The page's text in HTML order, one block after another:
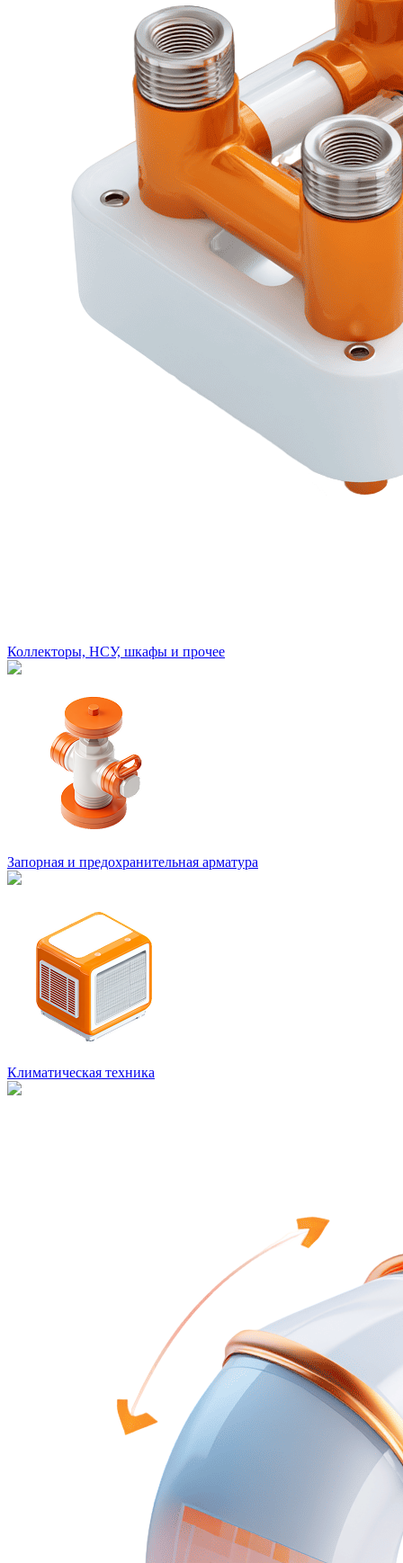
Коллекторы, НСУ, шкафы и прочее
Запорная и предохранительная арматура
Климатическая техника